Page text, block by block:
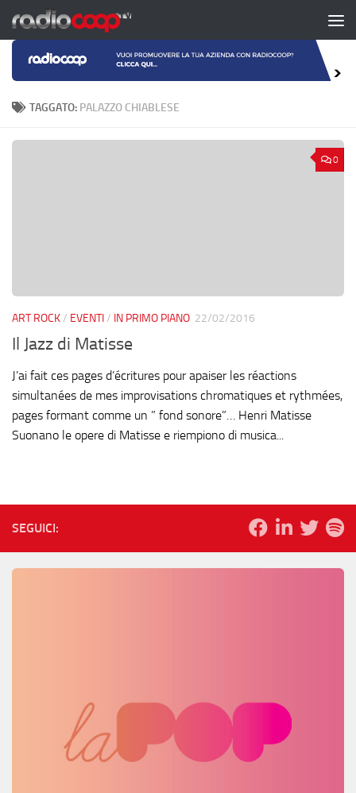
Salta al contenuto
TAGGATO: PALAZZO CHIABLESE
0
ART ROCK/ EVENTI/ IN PRIMO PIANO 22/02/2016
Il Jazz di Matisse
J’ai fait ces pages d’écritures pour apaiser les réactions
simultanées de mes improvisations chromatiques et rythmées,
pages formant comme un ” fond sonore”… Henri Matisse
Suonano le opere di Matisse e riempiono di musica...
SEGUICI: